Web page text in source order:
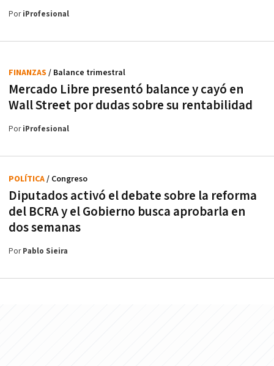
PoriProfesional
Mercado Libre presentó balance y cayó en
Wall Street por dudas sobre su rentabilidad
FINANZAS / Balance trimestral
PoriProfesional
Diputados activó el debate sobre la reforma
del BCRA y el Gobierno busca aprobarla en
dos semanas
POLÍTICA/ Congreso
PorPablo Sieira